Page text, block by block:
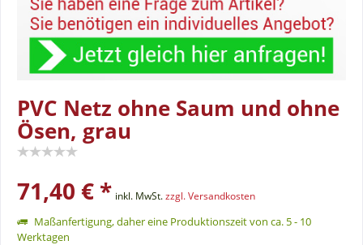
PVC Netz ohne Saum und ohne
Ösen, grau
71,40 € * inkl. MwSt.zzgl. Versandkosten
Maßanfertigung, daher eine Produktionszeit von ca. 5 - 10
Werktagen